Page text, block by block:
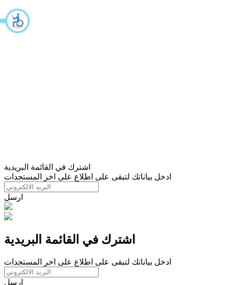
اشترك في القائمة البريدية
ادخل بياناتك لتبقى على اطلاع على اخر المستجدات
ارسل
اشترك في القائمة البريدية
ادخل بياناتك لتبقى على اطلاع على اخر المستجدات
ارسل